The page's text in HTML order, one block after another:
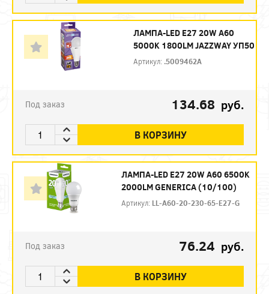
ЛАМПА-LED E27 20W A60
5000K 1800LM JAZZWAY УП50
Артикул: .5009462A
Под заказ 134.68 руб.
В КОРЗИНУ
ЛАМПА-LED E27 20W A60 6500K
2000LM GENERICA (10/100)
Артикул: LL-A60-20-230-65-E27-G
Под заказ 76.24 руб.
В КОРЗИНУ